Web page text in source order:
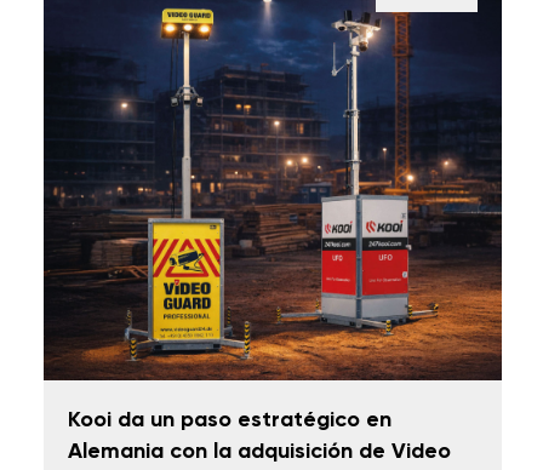
Kooi da un paso estratégico en
Alemania con la adquisición de Video